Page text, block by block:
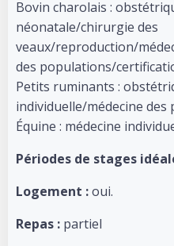
Bovin charolais :
néonatale/chirurgie des
veaux/reproduction/
des populations/
Petits ruminants :
individuelle/médecine des
Équine : médecine
Périodes de stages
Logement :oui.
Repas : partiel